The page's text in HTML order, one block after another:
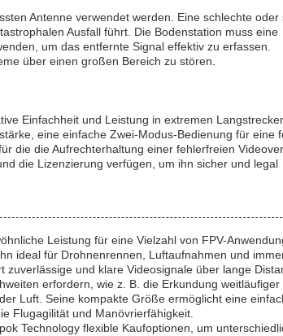
Antenne verwendet werden. Eine schlechte oder
Ausfall führt. Die Bodenstation muss eine
um das entfernte Signal effektiv zu erfassen.
über einen großen Bereich zu stören.
Einfachheit und Leistung in extremen
eine einfache Zwei-Modus-Bedienung für eine
die die Aufrechterhaltung einer fehlerfreien
die Lizenzierung verfügen, um ihn sicher und legal
Leistung für eine Vielzahl von FPV-
ideal für Drohnenrennen, Luftaufnahmen und
und klare Videosignale über lange
erfordern, wie z. B. die Erkundung weitläufiger
Luft. Seine kompakte Größe ermöglicht eine
Flugagilität und Manövrierfähigkeit.
Technology flexible Kaufoptionen, um